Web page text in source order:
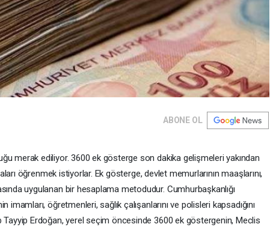
ABONE OL
merak ediliyor. 3600 ek gösterge son dakika gelişmeleri yakından
öğrenmek istiyorlar. Ek gösterge, devlet memurlarının maaşlarını,
uygulanan bir hesaplama metodudur. Cumhurbaşkanlığı
öğretmenleri, sağlık çalışanlarını ve polisleri kapsadığını
Erdoğan, yerel seçim öncesinde 3600 ek göstergenin, Meclis